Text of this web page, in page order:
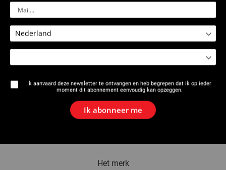
2534 : Uitzettang PER serie 5
2534: Uitzettang Quick & Easy
AUTOMATISCHE DRAAIING
Het merk
Ik aanvaard deze newsletter te ontvangen en heb begrepen dat ik op ieder
moment dit abonnement eenvoudig kan opzeggen.
Ik abonneer me